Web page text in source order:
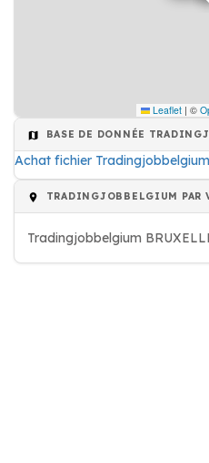
Leaflet | ©
BASE DE DONNÉE
Achat fichier
TRADINGJOBBELGIUM PAR
Tradingjobbelgium